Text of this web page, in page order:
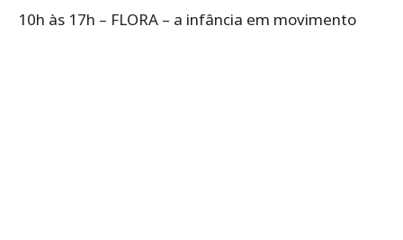
10h às 17h – FLORA – a infância em movimento